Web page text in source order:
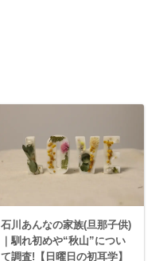
石川あんなの家族(旦那子供)
｜馴れ初めや“秋山”につい
て調査!【日曜日の初耳学】